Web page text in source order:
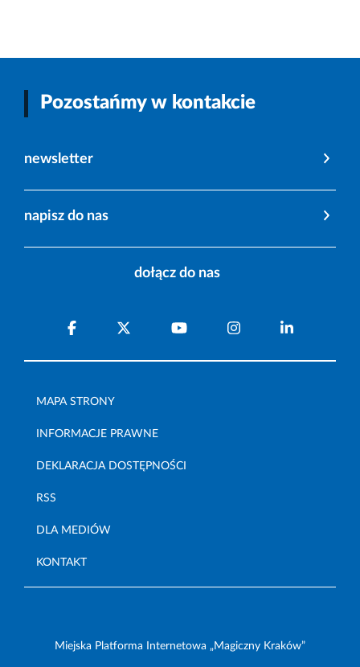
Pozostańmy w kontakcie
newsletter
napisz do nas
dołącz do nas
MAPA STRONY
INFORMACJE PRAWNE
DEKLARACJA DOSTĘPNOŚCI
RSS
DLA MEDIÓW
KONTAKT
Miejska Platforma Internetowa „Magiczny Kraków”